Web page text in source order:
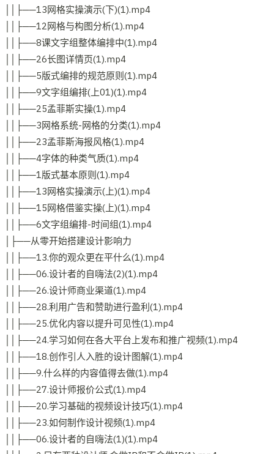
││├──13网格实操演示(下)(1).mp4
││├──12网格与构图分析(1).mp4
││├──8课文字组整体编排中(1).mp4
││├──26长图详情页(1).mp4
││├──5版式编排的规范原则(1).mp4
││├──9文字组编排(上01)(1).mp4
││├──25孟菲斯实操(1).mp4
││├──3网格系统-网格的分类(1).mp4
││├──23孟菲斯海报风格(1).mp4
││├──4字体的种类气质(1).mp4
││├──1版式基本原则(1).mp4
││├──13网格实操演示(上)(1).mp4
││├──15网格借鉴实操(上)(1).mp4
││├──6文字组编排-时间组(1).mp4
│├──从零开始搭建设计影响力
││├──13.你的观众更在平什么(1).mp4
││├──06.设计者的自嗨法(2)(1).mp4
││├──26.设计师商业渠道(1).mp4
││├──28.利用广告和赞助进行盈利(1).mp4
││├──25.优化内容以提升可见性(1).mp4
││├──24.学习如何在各大平台上发布和推广视频(1).mp4
││├──18.创作引人入胜的设计图解(1).mp4
││├──9.什么样的内容值得去做(1).mp4
││├──27.设计师报价公式(1).mp4
││├──20.学习基础的视频设计技巧(1).mp4
││├──23.如何制作设计视频(1).mp4
││├──06.设计者的自嗨法(1)(1).mp4